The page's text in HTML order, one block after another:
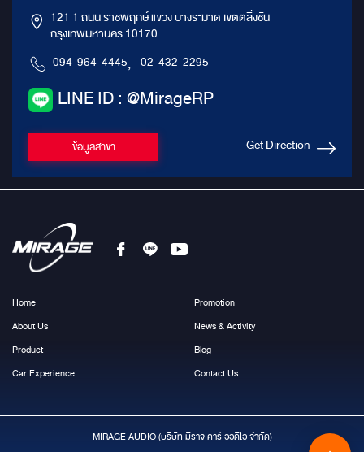
121 1 ถนน ราชพฤกษ์ แขวง บางระมาด เขตตลิ่งชัน
กรุงเทพมหานคร 10170
094-964-4445, 02-432-2295
LINE ID : @MirageRP
ข้อมูลสาขา Get Direction
Home
About Us
Product
Car Experience
Promotion
News & Activity
Blog
Contact Us
MIRAGE AUDIO (บริษัท มีราจ คาร์ ออดิโอ จำกัด)